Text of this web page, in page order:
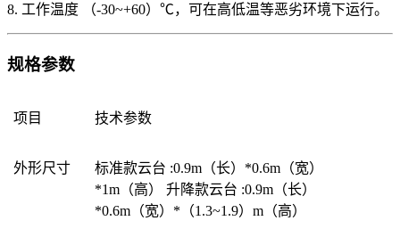
8. 工作温度 （-30~+60）℃，可在高低温等恶劣环境下运行。
规格参数
项目 技术参数
外形尺寸
标准款云台 :0.9m（长）*0.6m（宽）
*1m（高） 升降款云台 :0.9m（长）
*0.6m（宽）*（1.3~1.9）m（高）